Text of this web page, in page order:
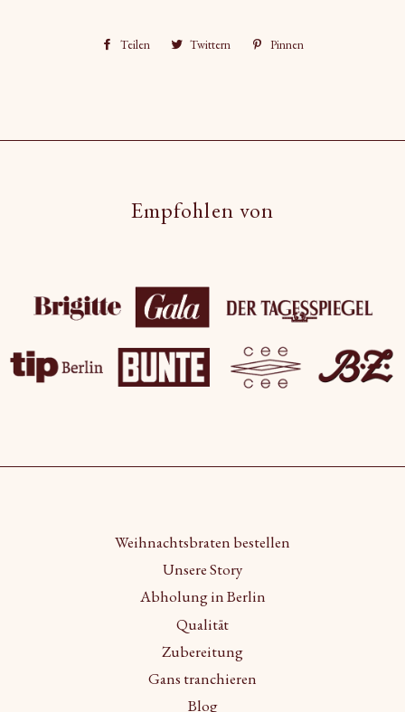
Teilen
Auf
Twittern
Auf
Pinnen
Empfohlen von
Weihnachtsbraten bestellen
Unsere Story
Abholung in Berlin
Qualität
Zubereitung
Gans tranchieren
Blog